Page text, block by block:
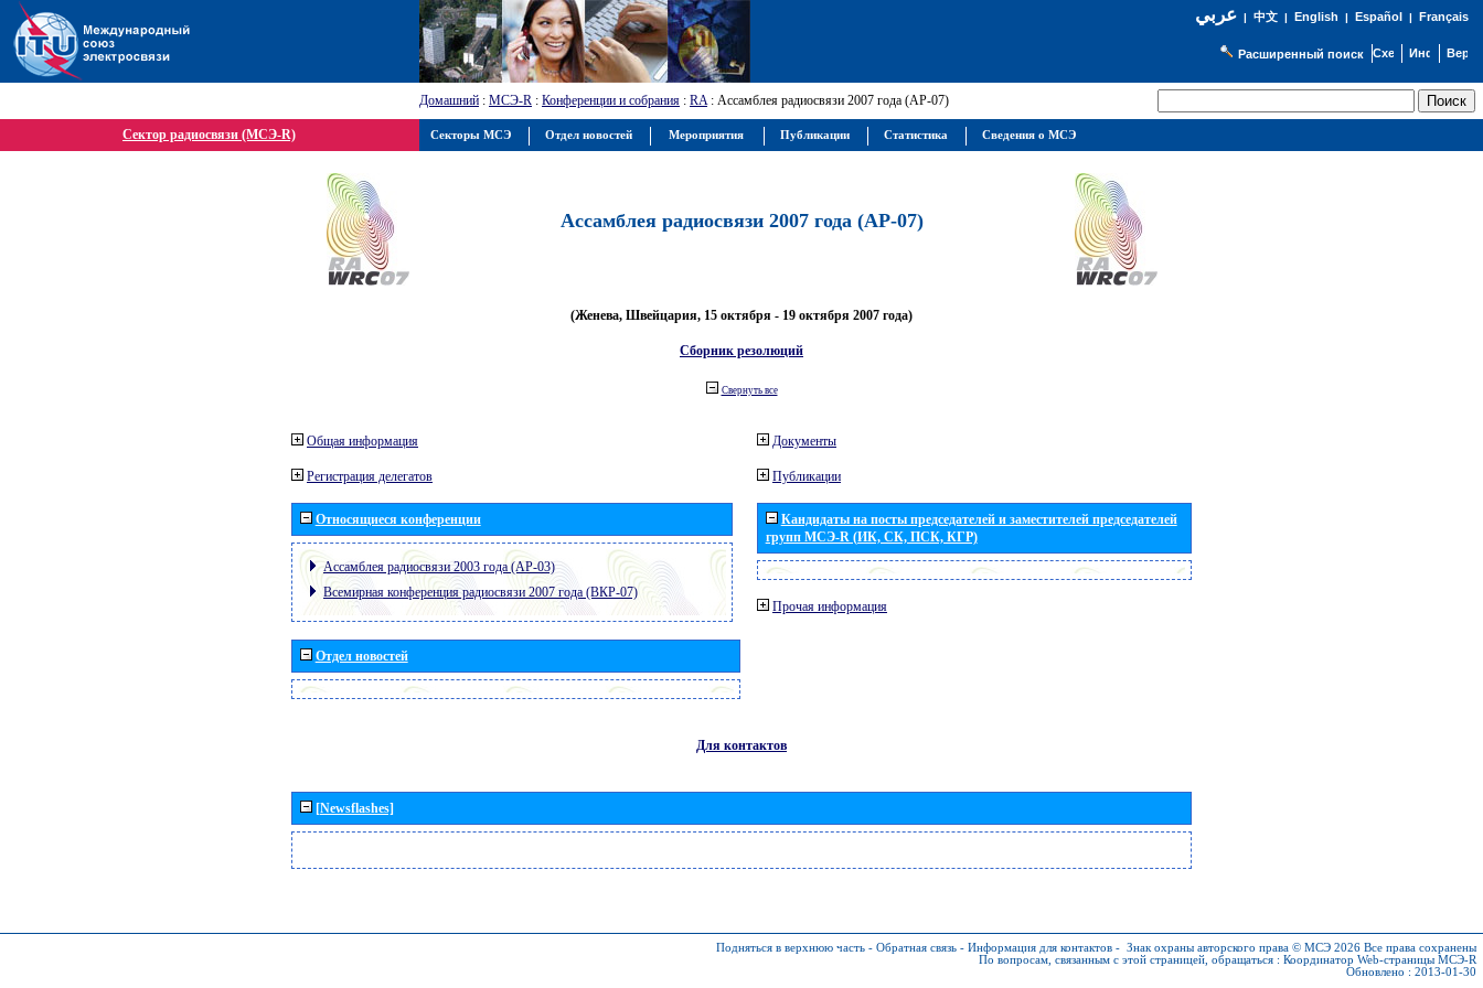
عربي| 中文| English | Español | Français
Расширенный поиск
Домашний : МСЭ-R : Конференции и собрания : RA: Ассамблея радиосвязи 2007 года (АР-07)
Сектор радиосвязи (МСЭ-R)
Ассамблея радиосвязи 2007 года (АР-07)
(Женева, Швейцария, 15 октября - 19 октября 2007 года)
Сборник резолюций
Свернуть все
Общая информация
Регистрация делегатов
Относящиеся конференции
Ассамблея радиосвязи 2003 года (АР-03)
Всемирная конференция радиосвязи 2007 года (ВКР-07)
Отдел новостей
Документы
Публикации
Кандидаты на посты председателей и заместителей председателей
групп МСЭ-R (ИК, СК, ПСК, КГР)
Прочая информация
Для контактов
[Newsflashes]
Подняться в верхнюю часть - Обратная связь - Информация для контактов - Знак охраны авторского права © МСЭ 2026 Все права сохранены
По вопросам, связанным с этой страницей, обращаться : Координатор Web-страницы МСЭ-R
Обновлено : 2013-01-30
Секторы МСЭ Отдел новостей Мероприятия Публикации Статистика Сведения о МСЭ